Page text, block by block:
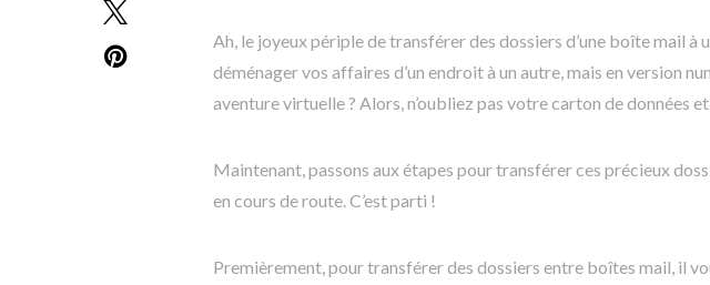
Ah, le joyeux périple de transférer des dossiers d’une boîte mail à
déménager vos affaires d’un endroit à un autre, mais en version
aventure virtuelle ? Alors, n’oubliez pas votre carton de données
Maintenant, passons aux étapes pour transférer ces précieux
en cours de route. C’est parti !
Premièrement, pour transférer des dossiers entre boîtes mail, il